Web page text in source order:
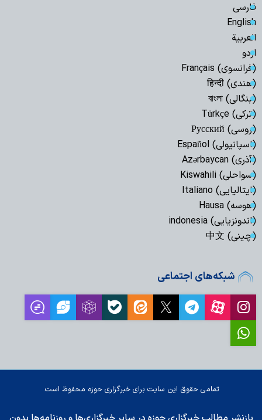
فارسی
English
العربیة
اردو
(فرانسوی) Français
(هندی) हिन्दी
(بنگالی) বাংলা
(ترکی) Türkçe
(روسی) Русский
(اسپانیولی) Español
(آذری) Azərbaycan
(سواحلی) Kiswahili
(ایتالیایی) Italiano
(هوسه) Hausa
(اندونزیایی) indonesia
(چینی) 中文
شبکه‌های اجتماعی
تمامی حقوق این سایت برای خبرگزاری حوزه محفوظ است.